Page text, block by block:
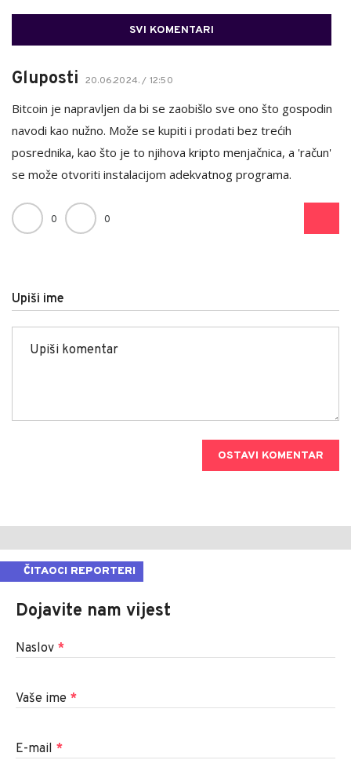
SVI KOMENTARI
Gluposti 20.06.2024. / 12:50
Bitcoin je napravljen da bi se zaobišlo sve ono što gospodin
navodi kao nužno. Može se kupiti i prodati bez trećih
posrednika, kao što je to njihova kripto menjačnica, a 'račun'
se može otvoriti instalacijom adekvatnog programa.
0 0
Upiši ime
OSTAVI KOMENTAR
ČITAOCI REPORTERI
Dojavite nam vijest
Naslov *
Vaše ime *
E-mail *